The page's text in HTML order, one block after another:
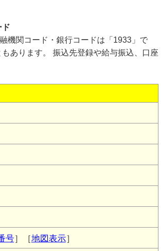
ド
機関コード・銀行コードは「1933」で
あります。 振込先登録や給与振込、口座
号］［地図表示］